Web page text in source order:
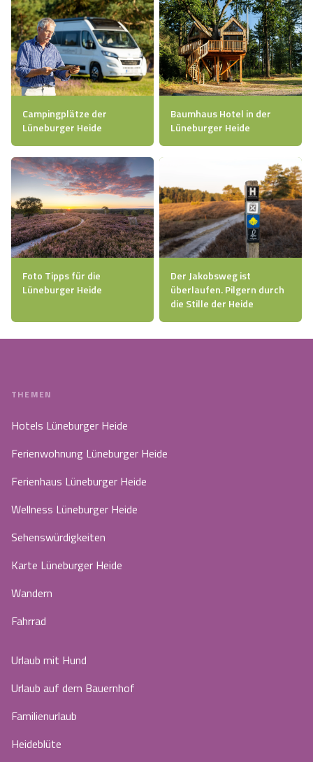
Campingplätze der
Lüneburger Heide
Baumhaus Hotel in der
Lüneburger Heide
Foto Tipps für die
Lüneburger Heide
Der Jakobsweg ist
überlaufen. Pilgern durch
die Stille der Heide
THEMEN
Hotels Lüneburger Heide
Ferienwohnung Lüneburger Heide
Ferienhaus Lüneburger Heide
Wellness Lüneburger Heide
Sehenswürdigkeiten
Karte Lüneburger Heide
Wandern
Fahrrad
Urlaub mit Hund
Urlaub auf dem Bauernhof
Familienurlaub
Heideblüte